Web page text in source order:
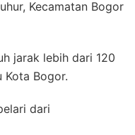
Kecamatan Bogor
jarak lebih dari 120
Kota Bogor.
dari